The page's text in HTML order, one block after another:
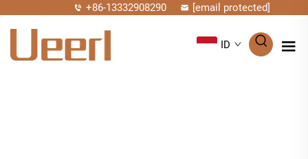
+86-13332908290 [email protected]
ID